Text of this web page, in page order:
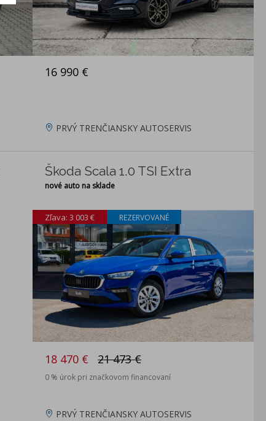
16 990 €
PRVÝ TRENČIANSKY AUTOSERVIS
Škoda Scala 1.0 TSI Extra
nové auto na sklade
Zľava: 3 003 € REZERVOVANÉ
18 470 € 21 473 €
0 % úrok pri značkovom financovaní
PRVÝ TRENČIANSKY AUTOSERVIS